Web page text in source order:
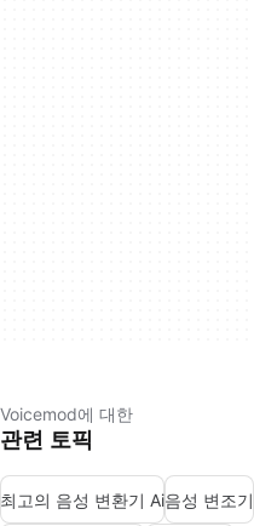
Voicemod에 대한
관련 토픽
최고의 음성 변환기 Ai음성 변조기